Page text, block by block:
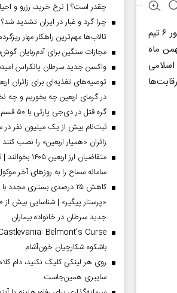
، لیگ برتر ووشو بانوان جام «جزایر سه گانه ایرانی» با حضور ۶ تیم
برگزاری ۳۰ دیدار تیمی پیگیری شد که فینال مسابقات امروز ۱۷ بهمن ماه
اسلامی
چقدر است؟ | نرخ خرید، رزرو و
چرا گرد و غبار در ایران تشدید
تالاب‌ها مهم‌ترین راهکار مهار
مجازات سنگین برای آدم‌ربایان
واکسن جدید سرطان پانکراس
در گرمای اربعین چه بخوریم و چه
گره قتل در دی‌جی پارتی با ۵۰ قسم باز می‌شود
ثبت‌نام بیش از یک میلیون نفر در
زائران «همیار اربعین» را نصب کنند
متقاضیان ارز اربعین
سامانه سماح را به روز‌های آخر
کاهش ۲۵ درصدی بستری
جدید سرطان در خانواده بیماران
باشکوه شکارچیان خون‌آشام
روی هر لینکی کلیک نکنید، دام
سایبری همین‌جاست